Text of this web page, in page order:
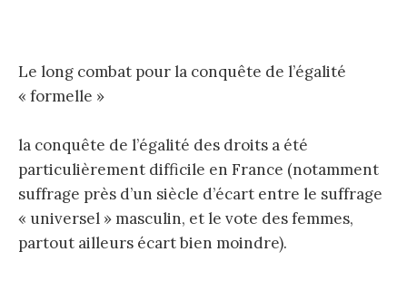
Le long combat pour la conquête de l’égalité
« formelle »
la conquête de l’égalité des droits a été
particulièrement difficile en France (notamment
suffrage près d’un siècle d’écart entre le suffrage
« universel » masculin, et le vote des femmes,
partout ailleurs écart bien moindre).